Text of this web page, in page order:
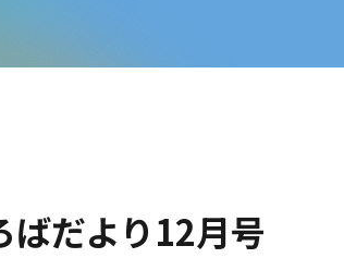
だより12月号